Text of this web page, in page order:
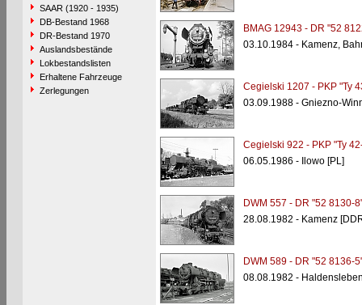
SAAR (1920 - 1935)
DB-Bestand 1968
DR-Bestand 1970
Auslandsbestände
Lokbestandslisten
Erhaltene Fahrzeuge
Zerlegungen
BMAG 12943 - DR "52
03.10.1984 - Kamenz,
Cegielski 1207 - PKP "Ty
03.09.1988 - Gniezno-
Cegielski 922 - PKP "Ty
06.05.1986 - Ilowo [PL]
DWM 557 - DR "52 8130-
28.08.1982 - Kamenz
DWM 589 - DR "52 8136-
08.08.1982 -